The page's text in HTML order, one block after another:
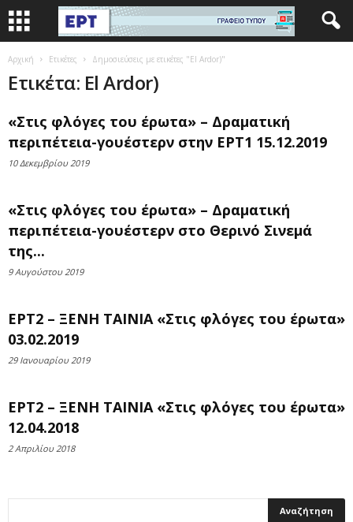
Αρχική Ετικέτες Δημοσιεύσεις με ετικέτες "El Ardor)"
Ετικέτα: El Ardor)
«Στις φλόγες του έρωτα» – Δραματική
περιπέτεια-γουέστερν στην ΕΡΤ1 15.12.2019
10 Δεκεμβρίου 2019
«Στις φλόγες του έρωτα» – Δραματική
περιπέτεια-γουέστερν στο Θερινό Σινεμά
της...
9 Αυγούστου 2019
ΕΡΤ2 – ΞΕΝΗ ΤΑΙΝΙΑ «Στις φλόγες του έρωτα»
03.02.2019
29 Ιανουαρίου 2019
ΕΡΤ2 – ΞΕΝΗ ΤΑΙΝΙΑ «Στις φλόγες του έρωτα»
12.04.2018
2 Απριλίου 2018